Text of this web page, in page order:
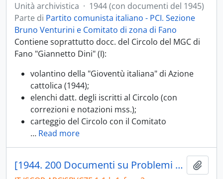
Unità archivistica · 1944 (con documenti del 1945)
Parte di Partito comunista italiano - PCI. Sezione
Bruno Venturini e Comitato di zona di Fano
Contiene soprattutto docc. del Circolo del MGC di
Fano "Giannetto Dini" (I):
volantino della "Gioventù italiana" di Azione
cattolica (1944);
elenchi datt. degli iscritti al Circolo (con
correzioni e notazioni mss.);
carteggio del Circolo con il Comitato
… Read more
[1944. 200 Documenti su Problemi giovanili; 200.02 Fronte della Gioventù]